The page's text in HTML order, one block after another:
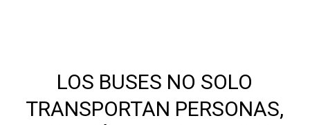
LOS BUSES NO SOLO
TRANSPORTAN PERSONAS,